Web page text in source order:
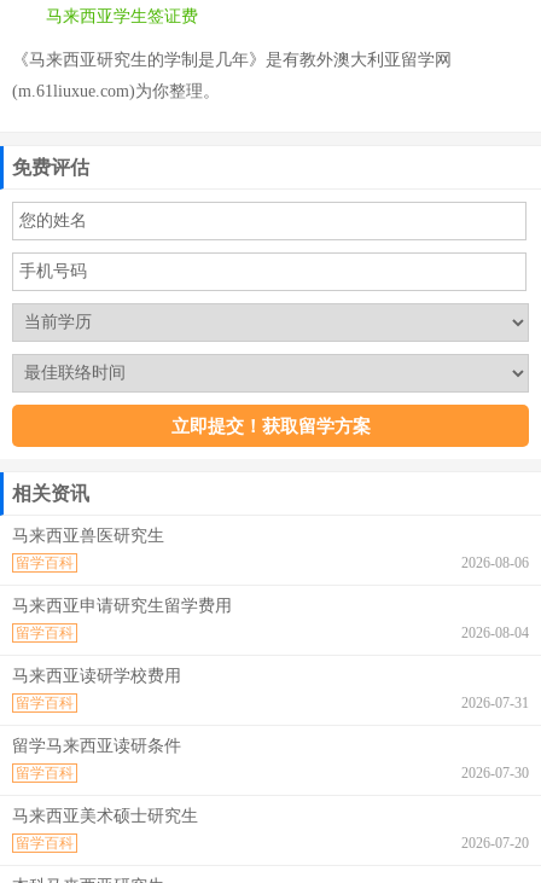
马来西亚学生签证费
《马来西亚研究生的学制是几年》是有教外澳大利亚留学网
(m.61liuxue.com)为你整理。
免费评估
相关资讯
马来西亚兽医研究生
2026-08-06
留学百科
马来西亚申请研究生留学费用
2026-08-04
留学百科
马来西亚读研学校费用
2026-07-31
留学百科
留学马来西亚读研条件
2026-07-30
留学百科
马来西亚美术硕士研究生
2026-07-20
留学百科